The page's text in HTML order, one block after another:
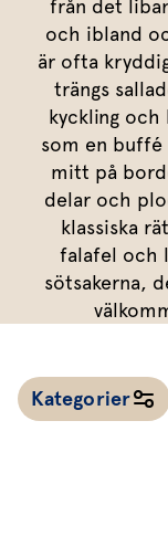
Dressing
Vinägrett
Örtolja
från det
och ibland
är ofta
trängs
kyckling och
som en buffé
mitt på
delar och
klassiska
falafel och
sötsakerna,
Kategorier